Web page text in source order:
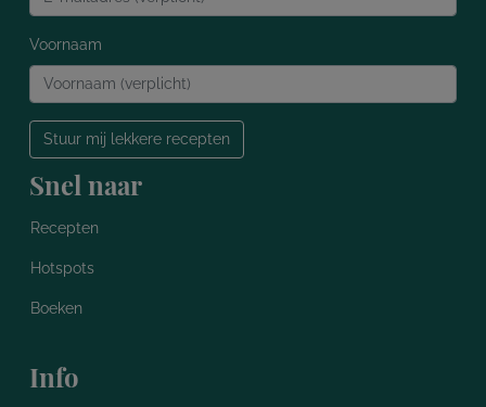
Voornaam
Stuur mij lekkere recepten
Snel naar
Recepten
Hotspots
Boeken
Info